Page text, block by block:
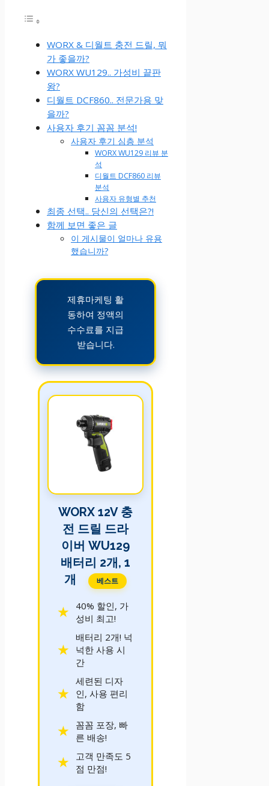
WORX & 디월트 충전 드릴, 뭐
가 좋을까?
WORX WU129.. 가성비 끝판
왕?
디월트 DCF860.. 전문가용 맞
을까?
사용자 후기 꼼꼼 분석!
사용자 후기 심층 분석
WORX WU129 리뷰 분
석
디월트 DCF860 리뷰
분석
사용자 유형별 추천
최종 선택.. 당신의 선택은?!
함께 보면 좋은 글
이 게시물이 얼마나 유용
했습니까?
제휴마케팅 활
동하여 정액의
수수료를 지급
받습니다.
WORX 12V 충
전 드릴 드라
이버 WU129
배터리 2개, 1
개
베스트
40% 할인, 가
성비 최고!
배터리 2개! 넉
넉한 사용 시
간
세련된 디자
인, 사용 편리
함
꼼꼼 포장, 빠
른 배송!
고객 만족도 5
점 만점!